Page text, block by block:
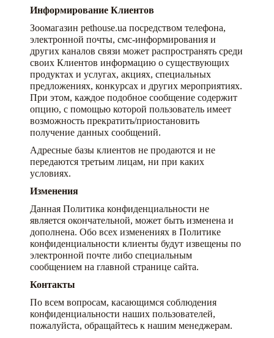
Информирование Клиентов
Зоомагазин pethouse.ua посредством телефона,
электронной почты, смс-информирования и
других каналов связи может распространять среди
своих Клиентов информацию о существующих
продуктах и услугах, акциях, специальных
предложениях, конкурсах и других мероприятиях.
При этом, каждое подобное сообщение содержит
опцию, с помощью которой пользователь имеет
возможность прекратить/приостановить
получение данных сообщений.
Адресные базы клиентов не продаются и не
передаются третьим лицам, ни при каких
условиях.
Изменения
Данная Политика конфиденциальности не
является окончательной, может быть изменена и
дополнена. Обо всех изменениях в Политике
конфиденциальности клиенты будут извещены по
электронной почте либо специальным
сообщением на главной странице сайта.
Контакты
По всем вопросам, касающимся соблюдения
конфиденциальности наших пользователей,
пожалуйста, обращайтесь к нашим менеджерам.